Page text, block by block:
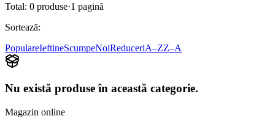
Total: 0 produse·1 pagină
Sortează:
PopulareIeftineScumpeNoiReduceriA–ZZ–A
Nu există produse în această categorie.
Magazin online